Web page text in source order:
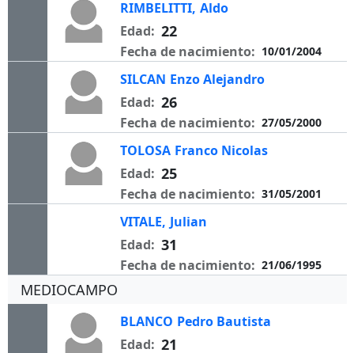
RIMBELITTI, Aldo
Edad: 22
Fecha de nacimiento: 10/01/2004
SILCAN Enzo Alejandro
Edad: 26
Fecha de nacimiento: 27/05/2000
TOLOSA Franco Nicolas
Edad: 25
Fecha de nacimiento: 31/05/2001
VITALE, Julian
Edad: 31
Fecha de nacimiento: 21/06/1995
MEDIOCAMPO
BLANCO Pedro Bautista
Edad: 21